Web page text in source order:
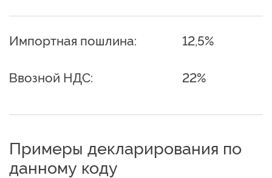
Импортная пошлина: 12,5%
Ввозной НДС: 22%
Примеры декларирования по
данному коду